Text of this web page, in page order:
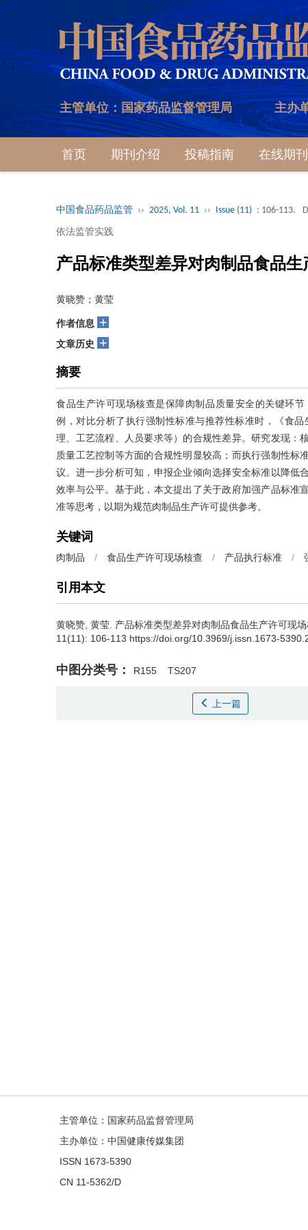
主管单位：国家药品监督管理局 主办
首页 期刊介绍 投稿指南 在线期刊
中国食品药品监管 ›› 2025, Vol. 11 ›› Issue (11) : 106-113.
依法监管实践
产品标准类型差异对肉制品食品
黄晓赞；黄莹
作者信息 +
文章历史 +
摘要
食品生产许可现场核查是保障肉制品质量安全的关键环
例，对比分析了执行强制性标准与推荐性标准时，《食
理、工艺流程、人员要求等）的合规性差异。研究发现：
质量工艺控制等方面的合规性明显较高；而执行强制性
议。进一步分析可知，申报企业倾向选择安全标准以降低
效率与公平。基于此，本文提出了关于政府加强产品标准
准等思考，以期为规范肉制品生产许可提供参考。
关键词
肉制品 / 食品生产许可现场核查 / 产品执行标准 /
引用本文
黄晓赞, 黄莹. 产品标准类型差异对肉制品食品生产许可现
11(11): 106-113 https://doi.org/10.3969/j.issn.1673-
中图分类号： R155 TS207
上一篇
主管单位：国家药品监督管理局
主办单位：中国健康传媒集团
ISSN 1673-5390
CN 11-5362/D